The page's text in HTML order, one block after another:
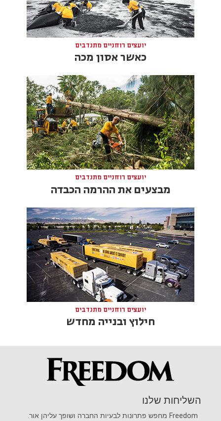
יועצים רוחניים מתנדבים
כאשר אסון מכה
יועצים רוחניים מתנדבים
מבצעים את ההרמה הכבדה
יועצים רוחניים מתנדבים
חילוץ ובנייה מחדש
השליחות שלנו
Freedom מחפש פתרונות לבעיות החברה ושופך עליהן אור.